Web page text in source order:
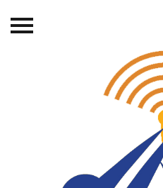
Beranda
Permohonan Hibah